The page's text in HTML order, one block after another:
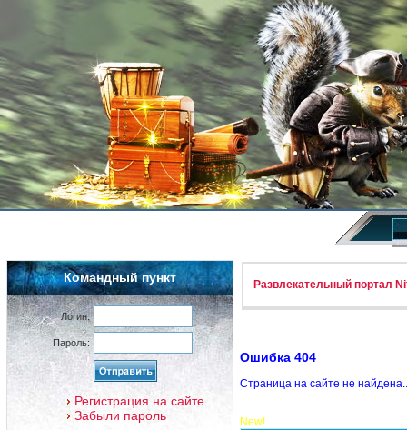
Командный пункт
Логин:
Пароль:
Регистрация на сайте
Забыли пароль
Развлекательный портал
Ошибка 404
Страница на сайте не
New!